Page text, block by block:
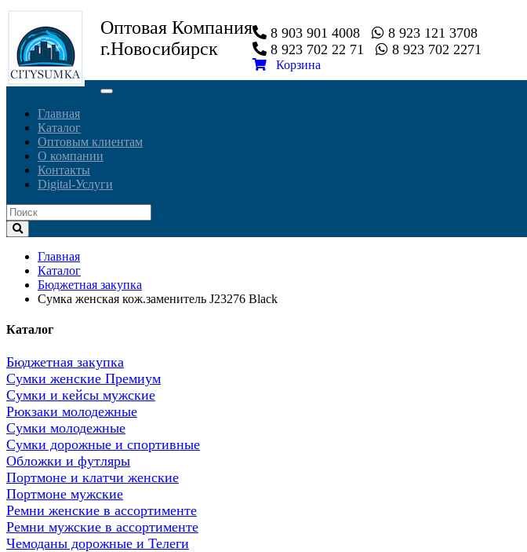
Оптовая Компания
г.Новосибирск
8 903 901 4008
8 923 121 3708
8 923 702 22 71
8 923 702 2271
Корзина
Toggle
Главная
Каталог
Оптовым клиентам
О компании
Контакты
Digital-Услуги
Главная
Каталог
Бюджетная закупка
Сумка женская кож.заменитель J23276 Black
Каталог
Бюджетная закупка
Сумки женские Премиум
Сумки и кейсы мужские
Рюкзаки молодежные
Сумки молодежные
Сумки дорожные и спортивные
Обложки и футляры
Портмоне и клатчи женские
Портмоне мужские
Ремни женские в ассортименте
Ремни мужские в ассортименте
Чемоданы дорожные и Телеги